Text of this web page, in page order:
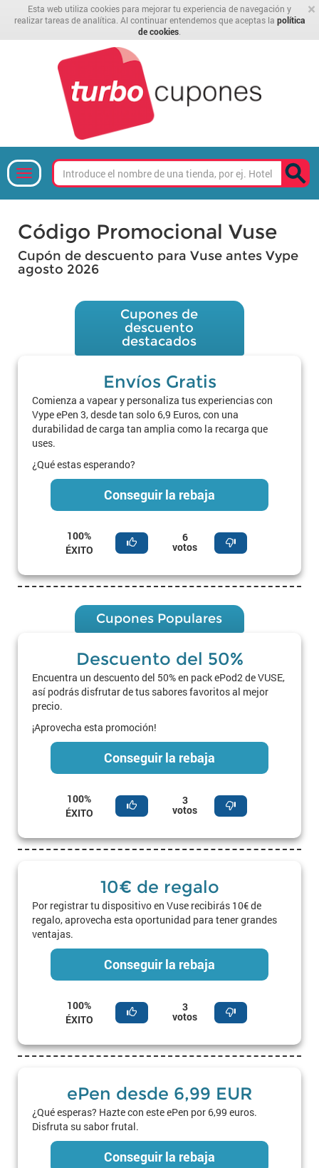
×
Esta web utiliza cookies para mejorar tu experiencia de navegación y
realizar tareas de analítica. Al continuar entendemos que aceptas la política
de cookies
Código Promocional Vuse
Cupón de descuento para Vuse antes Vype
agosto 2026
Cupones de
descuento
destacados
Envíos Gratis
Comienza a vapear y personaliza tus experiencias con
Vype ePen 3, desde tan solo 6,9 Euros, con una
durabilidad de carga tan amplia como la recarga que
uses.
¿Qué estas esperando?
Conseguir la rebaja
100%
ÉXITO
6
votos
Cupones Populares
Descuento del 50%
Encuentra un descuento del 50% en pack ePod2 de VUSE,
así podrás disfrutar de tus sabores favoritos al mejor
precio.
¡Aprovecha esta promoción!
Conseguir la rebaja
100%
ÉXITO
3
votos
10€ de regalo
Por registrar tu dispositivo en Vuse recibirás 10€ de
regalo, aprovecha esta oportunidad para tener grandes
ventajas.
Conseguir la rebaja
100%
ÉXITO
3
votos
ePen desde 6,99 EUR
¿Qué esperas? Hazte con este ePen por 6,99 euros.
Disfruta su sabor frutal.
Conseguir la rebaja